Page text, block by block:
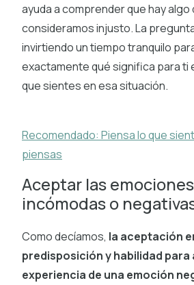
ayuda a comprender que hay algo
consideramos injusto. La
invirtiendo un tiempo tranquilo
exactamente qué significa para ti
que sientes en esa situación.
Recomendado: Piensa lo que
piensas
Aceptar las
incómodas o
Como decíamos, la aceptación
predisposición y habilidad para
experiencia de una emoción